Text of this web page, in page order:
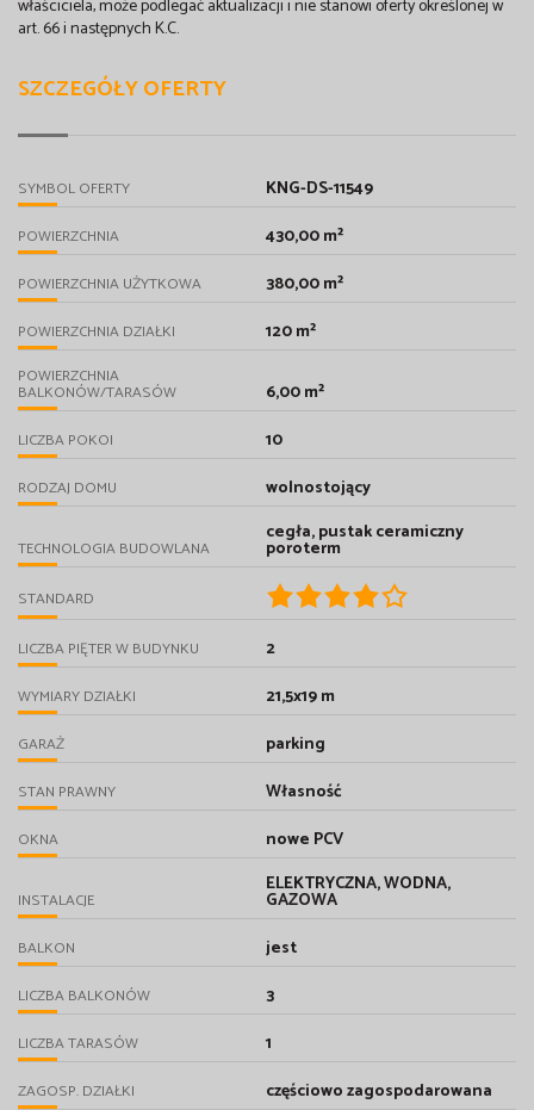
właściciela, może podlegać aktualizacji i nie stanowi oferty określonej w
art. 66 i następnych K.C.
SZCZEGÓŁY OFERTY
SYMBOL OFERTY KNG-DS-11549
POWIERZCHNIA 430,00 m²
POWIERZCHNIA UŻYTKOWA 380,00 m²
POWIERZCHNIA DZIAŁKI 120 m²
POWIERZCHNIA
BALKONÓW/TARASÓW 6,00 m²
LICZBA POKOI 10
RODZAJ DOMU wolnostojący
TECHNOLOGIA BUDOWLANA
cegła, pustak ceramiczny
poroterm
STANDARD
LICZBA PIĘTER W BUDYNKU 2
WYMIARY DZIAŁKI 21,5x19 m
GARAŻ parking
STAN PRAWNY Własność
OKNA nowe PCV
INSTALACJE
ELEKTRYCZNA, WODNA,
GAZOWA
BALKON jest
LICZBA BALKONÓW 3
LICZBA TARASÓW 1
ZAGOSP. DZIAŁKI częściowo zagospodarowana